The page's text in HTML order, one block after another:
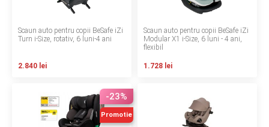
Informatii companie
Regulament giveaway
Showroom
Scaun auto pentru copii BeSafe iZi
Turn i-Size, rotativ, 6 luni-4 ani
2.840 lei
Scaun auto pentru copii BeSafe iZi
Modular X1 i-Size, 6 luni - 4 ani,
flexibil
1.728 lei
-23%
Promotie